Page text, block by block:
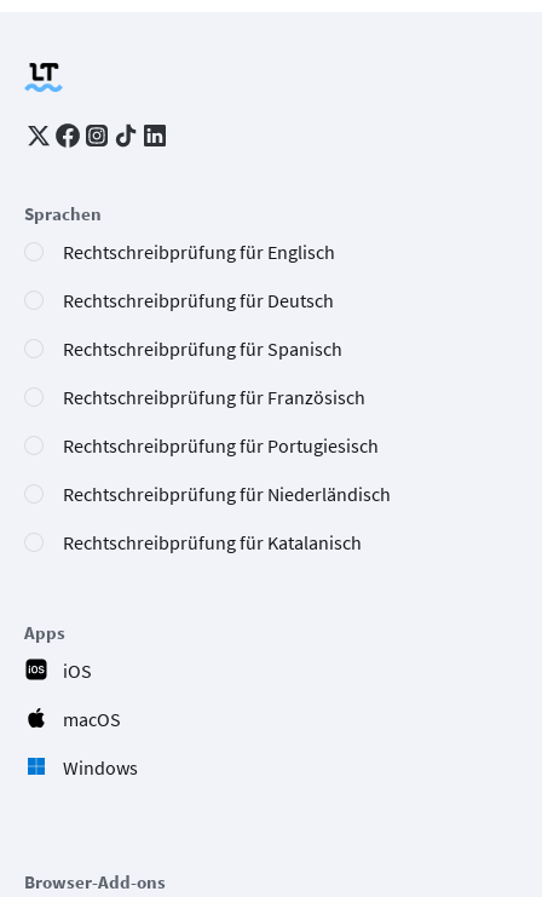
Sprachen
Rechtschreibprüfung für Englisch
Rechtschreibprüfung für Deutsch
Rechtschreibprüfung für Spanisch
Rechtschreibprüfung für Französisch
Rechtschreibprüfung für Portugiesisch
Rechtschreibprüfung für Niederländisch
Rechtschreibprüfung für Katalanisch
Apps
iOS
macOS
Windows
Browser-Add-ons